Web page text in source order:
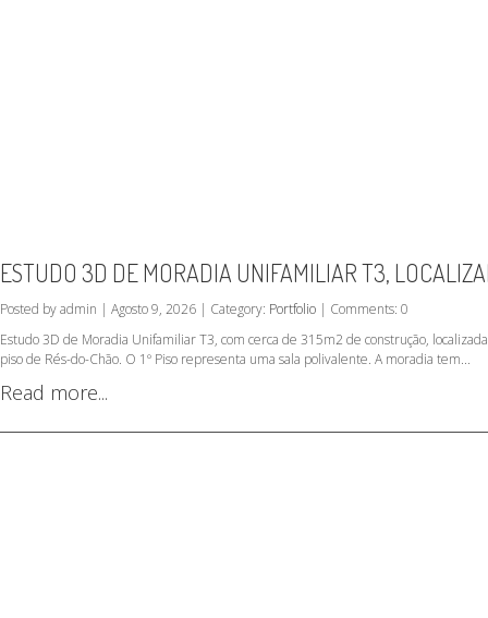
ESTUDO 3D DE MORADIA UNIFAMILIAR T3,
Posted by admin | Agosto 9, 2026 | Category: Portfolio | Comments: 0
Estudo 3D de Moradia Unifamiliar T3, com cerca de 315m2 de construção,
piso de Rés-do-Chão. O 1º Piso representa uma sala polivalente. A moradia tem...
Read more...